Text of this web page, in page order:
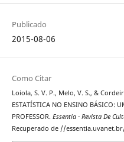
Publicado
2015-08-06
Como Citar
Loiola, S. V. P., Melo, V. S., &
ESTATÍSTICA NO ENSINO BÁSICO:
PROFESSOR. Essentia - Revista De
Recuperado de //